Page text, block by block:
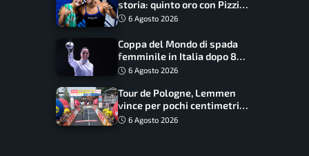
storia: quinto oro con Pizzini
nel sincro da 3 metri
6 Agosto 2026
Coppa del Mondo di spada
femminile in Italia dopo 8
anni, Alberta Santuccio: “Il
frutti”
6 Agosto 2026
Tour de Pologne, Lemmen
vince per pochi centimetri
su Scaroni: maxi-caduta e
6 Agosto 2026